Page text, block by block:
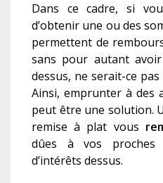
Dans ce cadre, si
d’obtenir une ou des
permettent de
sans pour autant
dessus, ne serait-ce
Ainsi, emprunter à des
peut être une solution.
remise à plat vous
dûes à vos
d’intérêts dessus.